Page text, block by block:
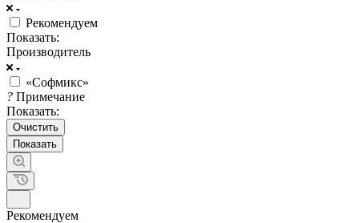
Рекомендуем
Показать:
Производитель
«Софмикс»
? Примечание
Показать:
Очистить
Рекомендуем